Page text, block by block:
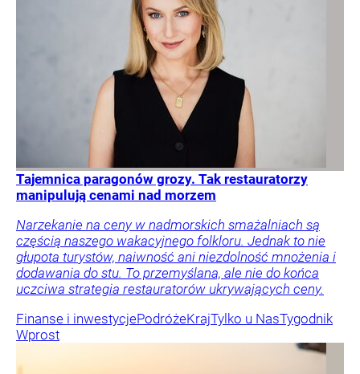
Tajemnica paragonów grozy. Tak restauratorzy
manipulują cenami nad morzem
Narzekanie na ceny w nadmorskich smażalniach są
częścią naszego wakacyjnego folkloru. Jednak to nie
głupota turystów, naiwność ani niezdolność mnożenia i
dodawania do stu. To przemyślana, ale nie do końca
uczciwa strategia restauratorów ukrywających ceny.
Finanse i inwestycjePodróżeKrajTylko u NasTygodnik
Wprost